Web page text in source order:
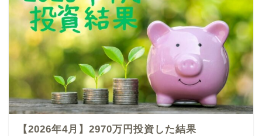
【2026年4月】2970万円投資した結果